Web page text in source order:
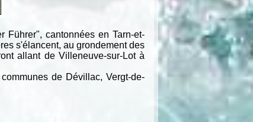
cantonnées en Tarn-et-
s'élancent, au grondement des
allant de Villeneuve-sur-Lot à
de Dévillac, Vergt-de-